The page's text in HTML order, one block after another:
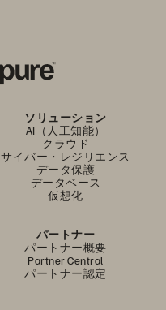
ソリューション
AI（人工知能）
クラウド
サイバー・レジリエンス
データ保護
データベース
仮想化
パートナー
パートナー概要
Partner Central
パートナー認定